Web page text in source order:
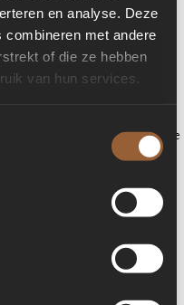
en analyse. Deze
combineren met andere
of die ze hebben
van hun services.
occurred (see the browser console